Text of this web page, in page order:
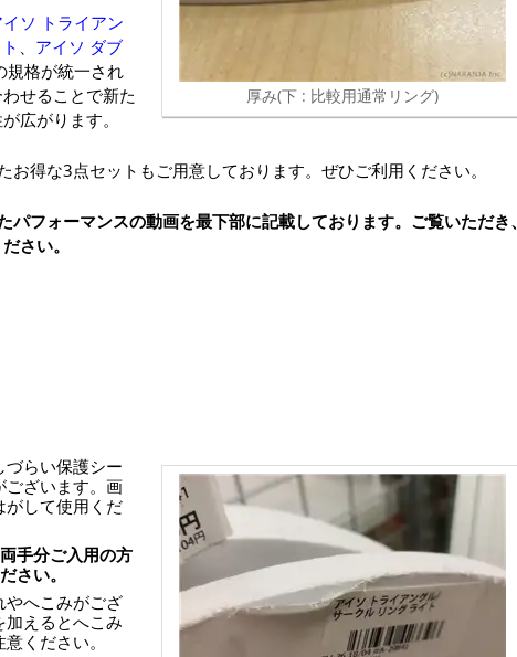
厚み(下 : 比較用通常リング)
イソ トライアン
、 アイソ ダブ
規格が統一され
せることで新た
広がります。
お得な3点セットもご用意しております。ぜひご利用ください。
パフォーマンスの動画を最下部に記載しております。ご覧いただき、
さい。
づらい保護シー
ございます。画
がして使用くだ
手分ご入用の方
さい。
やへこみがござ
加えるとへこみ
ください。